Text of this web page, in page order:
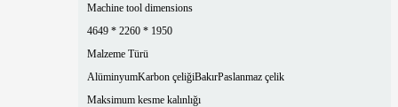
Machine tool dimensions
4649 * 2260 * 1950
Malzeme Türü
AlüminyumKarbon çeliğiBakırPaslanmaz çelik
Maksimum kesme kalınlığı